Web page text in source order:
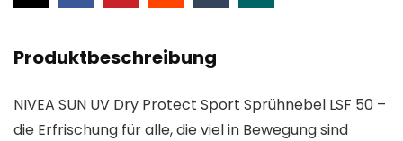
Produktbeschreibung
NIVEA SUN UV Dry Protect Sport Sprühnebel LSF 50 –
die Erfrischung für alle, die viel in Bewegung sind